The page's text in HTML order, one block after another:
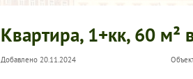
Квартира, 1+кк, 60 м²
Добавлено 20.11.2024